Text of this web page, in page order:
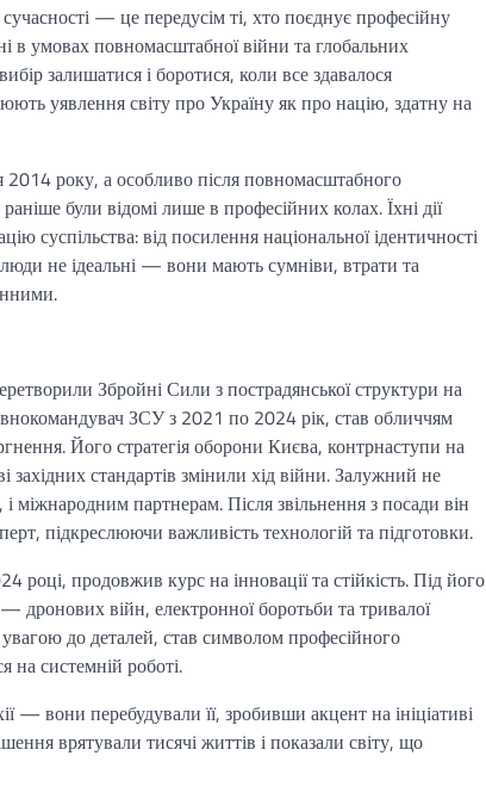
— це передусім ті, хто поєднує професійну
в умовах повномасштабної війни та глобальних
залишатися і боротися, коли все здавалося
уявлення світу про Україну як про націю, здатну на
2014 року, а особливо після повномасштабного
були відомі лише в професійних колах. Їхні дії
суспільства: від посилення національної ідентичності
не ідеальні — вони мають сумніви, втрати та
Збройні Сили з пострадянської структури на
ЗСУ з 2021 по 2024 рік, став обличчям
Його стратегія оборони Києва, контрнаступи на
стандартів змінили хід війни. Залужний не
партнерам. Після звільнення з посади він
підкреслюючи важливість технологій та підготовки.
продовжив курс на інновації та стійкість. Під його
дронових війн, електронної боротьби та тривалої
до деталей, став символом професійного
на системній роботі.
— вони перебудували її, зробивши акцент на ініціативі
врятували тисячі життів і показали світу, що